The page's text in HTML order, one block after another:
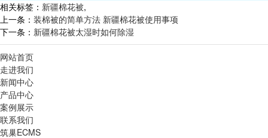
相关标签： 新疆棉花被,
上一条： 装棉被的简单方法 新疆棉花被使用事项
下一条： 新疆棉花被太湿时如何除湿
网站首页
走进我们
新闻中心
产品中心
案例展示
联系我们
筑巢ECMS